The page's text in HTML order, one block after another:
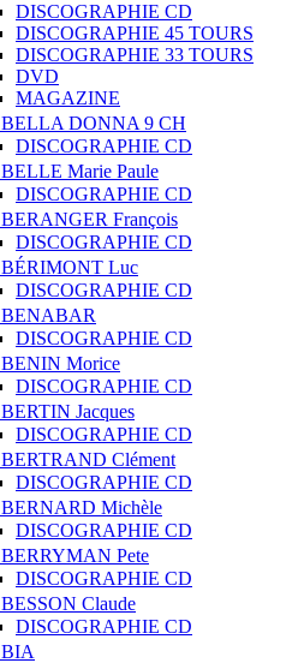
DISCOGRAPHIE CD
DISCOGRAPHIE 45 TOURS
DISCOGRAPHIE 33 TOURS
DVD
MAGAZINE
BELLA DONNA 9 CH
DISCOGRAPHIE CD
BELLE Marie Paule
DISCOGRAPHIE CD
BERANGER François
DISCOGRAPHIE CD
BÉRIMONT Luc
DISCOGRAPHIE CD
BENABAR
DISCOGRAPHIE CD
BENIN Morice
DISCOGRAPHIE CD
BERTIN Jacques
DISCOGRAPHIE CD
BERTRAND Clément
DISCOGRAPHIE CD
BERNARD Michèle
DISCOGRAPHIE CD
BERRYMAN Pete
DISCOGRAPHIE CD
BESSON Claude
DISCOGRAPHIE CD
BIA